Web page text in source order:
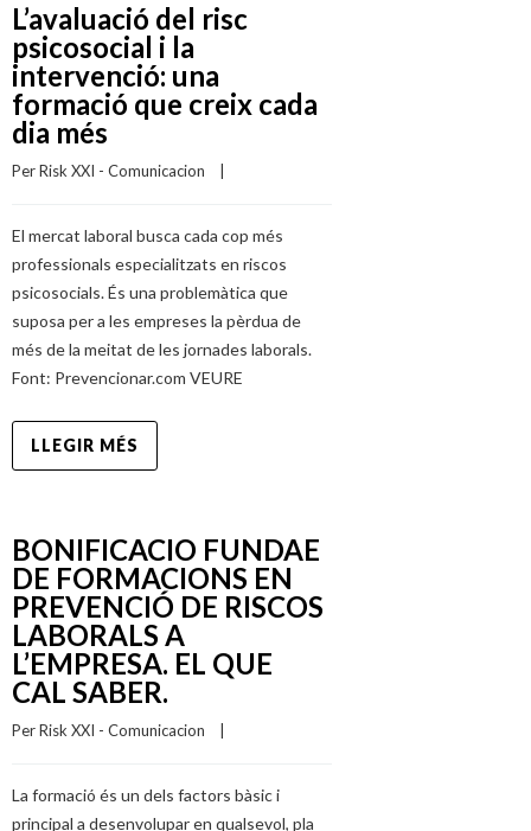
L’avaluació del risc
psicosocial i la
intervenció: una
formació que creix cada
dia més
Per Risk XXI - Comunicacion
El mercat laboral busca cada cop més
professionals especialitzats en riscos
psicosocials. És una problemàtica que
suposa per a les empreses la pèrdua de
més de la meitat de les jornades laborals.
Font: Prevencionar.com VEURE
LLEGIR MÉS
BONIFICACIO FUNDAE
DE FORMACIONS EN
PREVENCIÓ DE RISCOS
LABORALS A
L’EMPRESA. EL QUE
CAL SABER.
Per Risk XXI - Comunicacion
La formació és un dels factors bàsic i
principal a desenvolupar en qualsevol, pla